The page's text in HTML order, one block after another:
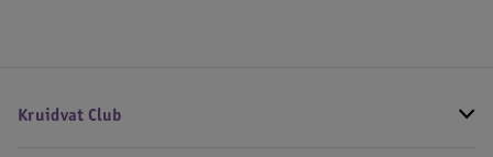
Kruidvat Club